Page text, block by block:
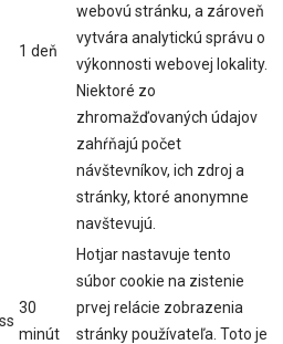
1 deň
webovú stránku, a zároveň
vytvára analytickú správu o
výkonnosti webovej lokality.
Niektoré zo
zhromažďovaných údajov
zahŕňajú počet
návštevníkov, ich zdroj a
stránky, ktoré anonymne
navštevujú.
30
minút
Hotjar nastavuje tento
súbor cookie na zistenie
prvej relácie zobrazenia
stránky používateľa. Toto je